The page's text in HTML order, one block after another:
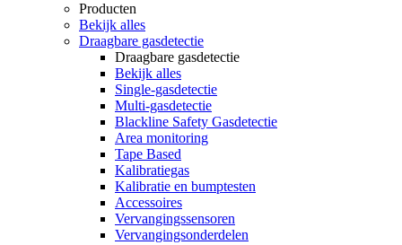
Producten
Bekijk alles
Draagbare gasdetectie
Draagbare gasdetectie
Bekijk alles
Single-gasdetectie
Multi-gasdetectie
Blackline Safety Gasdetectie
Area monitoring
Tape Based
Kalibratiegas
Kalibratie en bumptesten
Accessoires
Vervangingssensoren
Vervangingsonderdelen